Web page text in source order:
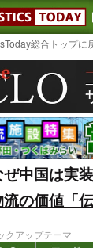
総合トップに
ぜ中国は実
流の価値「
クアップテーマ